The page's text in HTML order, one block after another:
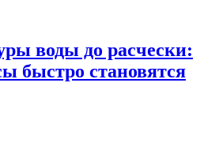
воды до расчески:
быстро становятся